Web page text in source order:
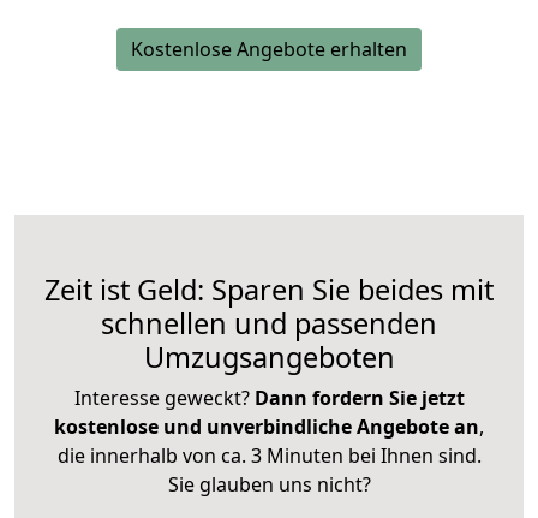
Kostenlose Angebote erhalten
Zeit ist Geld: Sparen Sie beides mit
schnellen und passenden
Umzugsangeboten
Interesse geweckt? Dann fordern Sie jetzt
kostenlose und unverbindliche Angebote an,
die innerhalb von ca. 3 Minuten bei Ihnen sind.
Sie glauben uns nicht?